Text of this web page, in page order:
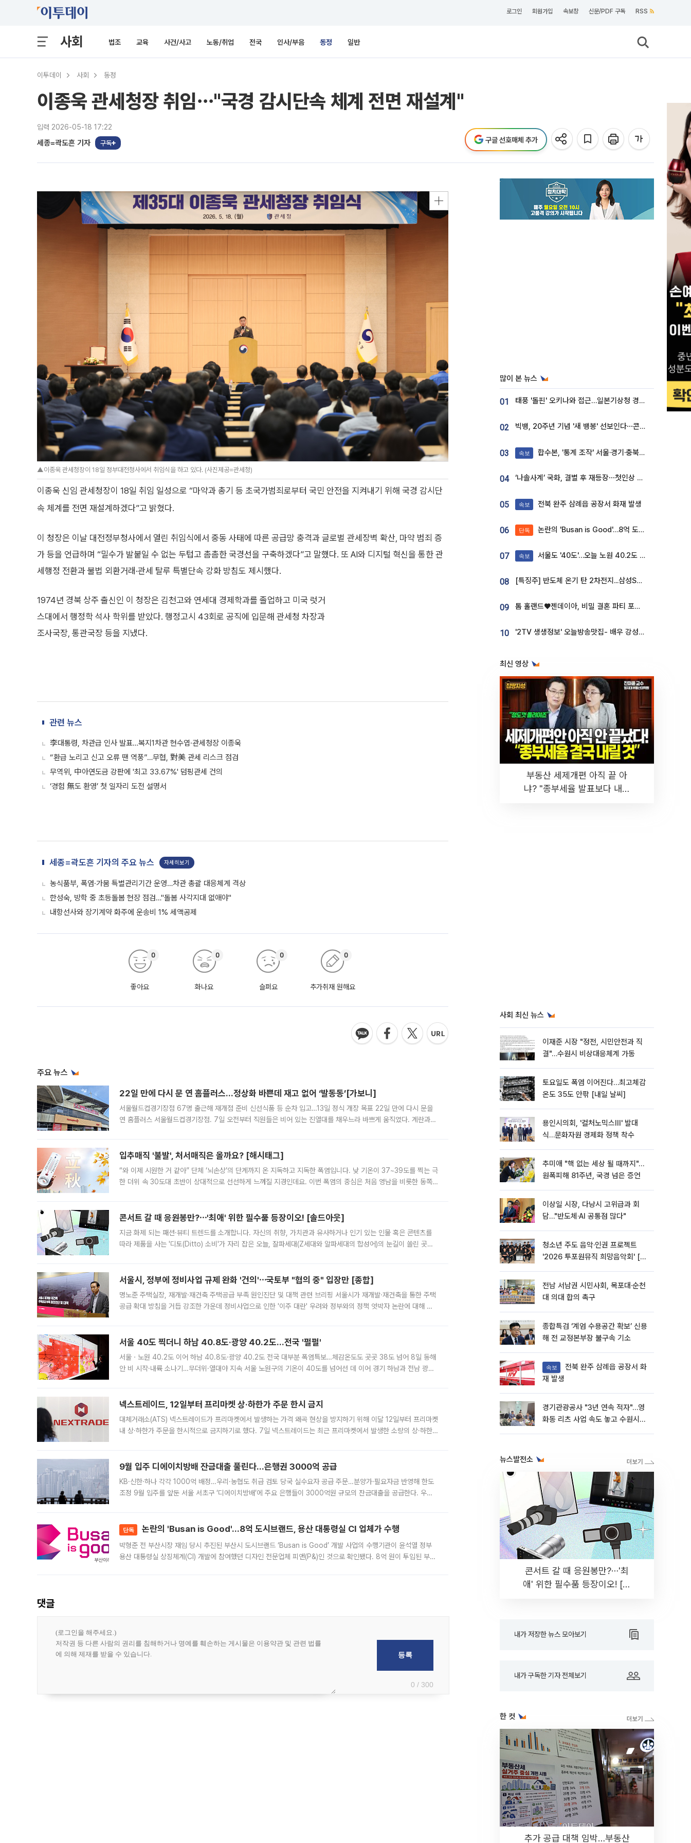
로그인 회원가입 속보창 신문/PDF 구독 RSS
사회 법조 교육 사건/사고 노동/취업 전국 인사/부음 동정 일반
이투데이 사회 동정
이종욱 관세청장 취임⋯"국경 감시단속 체계 전면 재설계"
입력 2026-05-18 17:22
세종=곽도흔 기자 구독 구글 선호매체 추가
▲이종욱 관세청장이 18일 정부대전청사에서 취임식을 하고 있다. (사진제공=관세청)
이종욱 신임 관세청장이 18일 취임 일성으로 “마약과 총기 등 초국가범죄로부터 국민 안전을 지켜내기 위해 국경 감시단
속 체계를 전면 재설계하겠다”고 밝혔다.
이 청장은 이날 대전정부청사에서 열린 취임식에서 중동 사태에 따른 공급망 충격과 글로벌 관세장벽 확산, 마약 범죄 증
가 등을 언급하며 “밀수가 발붙일 수 없는 두텁고 촘촘한 국경선을 구축하겠다”고 말했다. 또 AI와 디지털 혁신을 통한 관
세행정 전환과 불법 외환거래·관세 탈루 특별단속 강화 방침도 제시했다.
1974년 경북 상주 출신인 이 청장은 김천고와 연세대 경제학과를 졸업하고 미국 럿거
스대에서 행정학 석사 학위를 받았다. 행정고시 43회로 공직에 입문해 관세청 차장과
조사국장, 통관국장 등을 지냈다.
관련 뉴스
李대통령, 차관급 인사 발표…복지1차관 현수엽·관세청장 이종욱
“환급 노리고 신고 오류 땐 역풍”…무협, 對美 관세 리스크 점검
무역위, 中아연도금 강판에 '최고 33.67%' 덤핑관세 건의
‘경험 無도 환영’ 첫 일자리 도전 설명서
세종=곽도흔 기자의 주요 뉴스 자세히보기
농식품부, 폭염·가뭄 특별관리기간 운영…차관 총괄 대응체계 격상
한성숙, 방학 중 초등돌봄 현장 점검…"돌봄 사각지대 없애야"
내항선사와 장기계약 화주에 운송비 1% 세액공제
좋아요
0
화나요
0
슬퍼요
0
추가취재 원해요
0
주요 뉴스
22일 만에 다시 문 연 홈플러스…정상화 바쁜데 재고 없어 ‘발동동’[가보니]
서울월드컵경기장점 67명 출근해 재개점 준비 신선식품 등 순차 입고…13일 정식 개장 목표 22일 만에 다시 문을
연 홈플러스 서울월드컵경기장점. 7일 오전부터 직원들은 비어 있는 진열대를 채우느라 바쁘게 움직였다. 계란과
입추매직 '불발', 처서매직은 올까요? [해시태그]
“와 이제 시원한 거 같아” 단체 ‘뇌손상’의 단계까지 온 지독하고 지독한 폭염입니다. 낮 기온이 37~39도를 찍는 극
한 더위 속 30도대 초반이 상대적으로 선선하게 느껴질 지경인데요. 이번 폭염의 중심은 처음 영남을 비롯한 동쪽
콘서트 갈 때 응원봉만?⋯'최애' 위한 필수품 등장이오! [솔드아웃]
지금 화제 되는 패션·뷰티 트렌드를 소개합니다. 자신의 취향, 가치관과 유사하거나 인기 있는 인물 혹은 콘텐츠를
따라 제품을 사는 '디토(Ditto) 소비'가 자리 잡은 오늘, 잘파세대(Z세대와 알파세대의 합성어)의 눈길이 쏠린 곳은
서울시, 정부에 정비사업 규제 완화 '건의'⋯국토부 "협의 중" 입장만 [종합]
명노준 주택실장, 재개발·재건축 주택공급 부족 원인진단 및 대책 관련 브리핑 서울시가 재개발·재건축을 통한 주택
공급 확대 방침을 거듭 강조한 가운데 정비사업으로 인한 '이주 대란' 우려와 정부와의 정책 엇박자 논란에 대해 정
서울 40도 찍더니 하남 40.8도·광양 40.2도…전국 '펄펄'
서울ㆍ노원 40.2도 이어 하남 40.8도·광양 40.2도 전국 대부분 폭염특보…체감온도도 곳곳 38도 넘어 8일 동해
안 비 시작·내륙 소나기…무더위·열대야 지속 서울 노원구의 기온이 40도를 넘어선 데 이어 경기 하남과 전남 광양
넥스트레이드, 12일부터 프리마켓 상·하한가 주문 한시 금지
대체거래소(ATS) 넥스트레이드가 프리마켓에서 발생하는 가격 왜곡 현상을 방지하기 위해 이달 12일부터 프리마켓
내 상·하한가 주문을 한시적으로 금지하기로 했다. 7일 넥스트레이드는 최근 프리마켓에서 발생한 소량의 상·하한
9월 입주 디에이치방배 잔금대출 풀린다…은행권 3000억 공급
KB·신한·하나 각각 1000억 배정…우리·농협도 취급 검토 당국 실수요자 공급 주문…분양가·필요자금 반영해 한도
조정 9월 입주를 앞둔 서울 서초구 ‘디에이치방배’에 주요 은행들이 3000억원 규모의 잔금대출을 공급한다. 우리
단독 논란의 'Busan is Good'…8억 도시브랜드, 용산 대통령실 CI 업체가 수행
박형준 전 부산시장 재임 당시 추진된 부산시 도시브랜드 ‘Busan is Good’ 개발 사업의 수행기관이 윤석열 정부
용산 대통령실 상징체계(CI) 개발에 참여했던 디자인 전문업체 피앤(P&)인 것으로 확인됐다. 8억 원이 투입된 부산
댓글
0 / 300
많이 본 뉴스
01 태풍 '돌핀' 오키나와 접근…일본기상청 경로 업데이트
02 빅뱅, 20주년 기념 '새 뱅봉' 선보인다⋯콘서트 앞두고 팝업 개최
03 속보 합수본, '통계 조작' 서울·경기·충북 선관위 등 추가 압수수색
04 ‘나솔사계’ 국화, 결별 후 재등장⋯첫인상 투표 휩쓸고 ‘인기녀’ 등극
05 속보 전북 완주 삼례읍 공장서 화재 발생
06 단독 논란의 'Busan is Good'…8억 도시브랜드, 용산 대통령실 CI 업체가 수행
07 속보 서울도 '40도'…오늘 노원 40.2도 기록
08 [특징주] 반도체 온기 탄 2차전지...삼성SDI, 장 초반 7% 넘게 껑충
09 톰 홀랜드♥젠데이아, 비밀 결혼 파티 포착⋯호텔 대관비만 9억
10 '2TV 생생정보' 오늘방송맛집- 배우 강성진 단골! 쌀국수ㆍ푸팟퐁 커리 맛집 '블○○○'
최신 영상
부동산 세제개편 아직 끝 아
냐? "종부세율 발표보다 내릴
사회 최신 뉴스
이재준 시장 "정전, 시민안전과 직
결"…수원시 비상대응체계 가동
토요일도 폭염 이어진다…최고체감
온도 35도 안팎 [내일 날씨]
용인시의회, '컬처노믹스Ⅲ' 발대
식…문화자원 경제화 정책 착수
추미애 "핵 없는 세상 될 때까지"…
원폭피해 81주년, 국경 넘은 증언
이상일 시장, 다낭시 고위급과 회
담…"반도체·AI 공통점 많다"
청소년 주도 음악·인권 프로젝트
'2026 투포원뮤직 희망음악회' [포
전남 서남권 시민사회, 목포대·순천
대 의대 합의 촉구
종합특검 ‘계엄 수용공간 확보’ 신용
해 전 교정본부장 불구속 기소
속보
재 발생
경기관광공사 "3년 연속 적자"…영
화동 리츠 사업 속도 놓고 수원시와
뉴스발전소
콘서트 갈 때 응원봉만?⋯'최
애' 위한 필수품 등장이오! [솔
내가 저장한 뉴스 모아보기
내가 구독한 기자 전체보기
한 컷
추가 공급 대책 임박…부동산